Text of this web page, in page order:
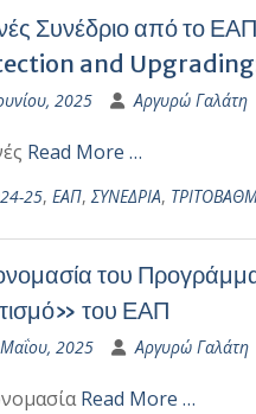
Συνέδριο από το
and
2025 Αργυρώ Γαλάτη
Read More …
25, ΕΑΠ,ΣΥΝΕΔΡΙΑ,
του
του ΕΑΠ
2025 Αργυρώ Γαλάτη
Read More …